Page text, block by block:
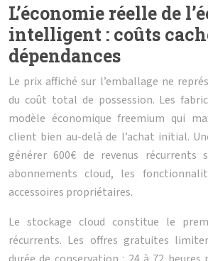
L’économie réelle de
intelligent : coûts
dépendances
Le prix affiché sur l’emballage ne
du coût total de possession. Les
modèle économique freemium qui
client bien au-delà de l’achat initial.
générer 600€ de revenus récurrents
abonnements cloud, les
accessoires propriétaires.
Le stockage cloud constitue le
récurrents. Les offres gratuites